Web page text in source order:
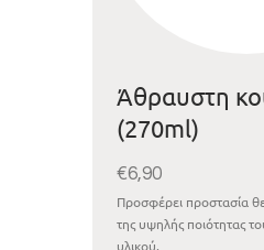
Άθραυστη
(270ml)
€6,90
Προσφέρει προστασία
της υψηλής ποιότητας
υλικού.